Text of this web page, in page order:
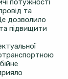
та
дозволило
підвищити